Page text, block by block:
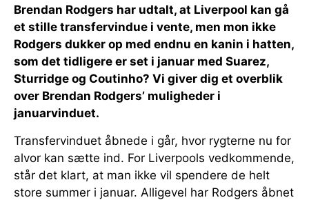
Brendan Rodgers har udtalt, at Liverpool kan gå
et stille transfervindue i vente, men mon ikke
Rodgers dukker op med endnu en kanin i hatten,
som det tidligere er set i januar med Suarez,
Sturridge og Coutinho? Vi giver dig et overblik
over Brendan Rodgers’ muligheder i
januarvinduet.
Transfervinduet åbnede i går, hvor rygterne nu for
alvor kan sætte ind. For Liverpools vedkommende,
står det klart, at man ikke vil spendere de helt
store summer i januar. Alligevel har Rodgers åbnet